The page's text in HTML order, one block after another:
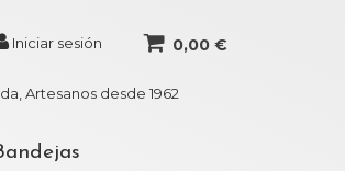
0,00 €
Iniciar sesión
Artesanos desde 1962